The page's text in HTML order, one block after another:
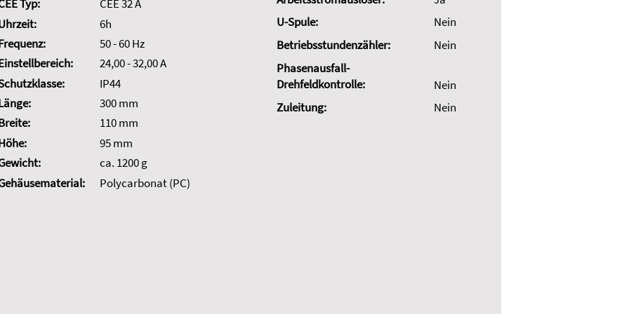
Typ:
CEE 32 A
6h
50 - 60 Hz
24,00 - 32,00 A
IP44
300 mm
110 mm
95 mm
ca. 1200 g
Polycarbonat (PC)
U-Spule:
Nein
Betriebsstundenzähler:
Nein
Phasenausfall-
Drehfeldkontrolle:
Nein
Zuleitung:
Nein